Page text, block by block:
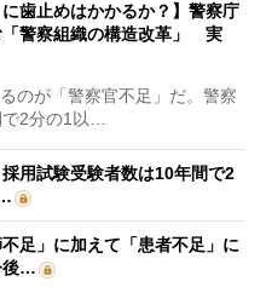
に歯止めはかかるか？】警察庁
「警察組織の構造改革」 実
のが「警察官不足」だ。警察
で2分の1以…
用試験受験者数は10年間で2
足」に加えて「患者不足」に
後…